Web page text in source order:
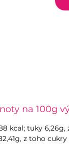
na 100g
kcal; tuky
z toho